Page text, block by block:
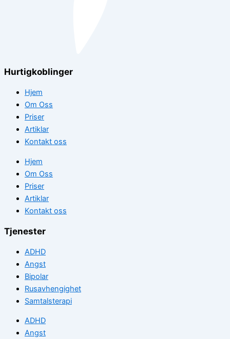
Hurtigkoblinger
Hjem
Om Oss
Priser
Artiklar
Kontakt oss
Hjem
Om Oss
Priser
Artiklar
Kontakt oss
Tjenester
ADHD
Angst
Bipolar
Rusavhengighet
Samtalsterapi
ADHD
Angst